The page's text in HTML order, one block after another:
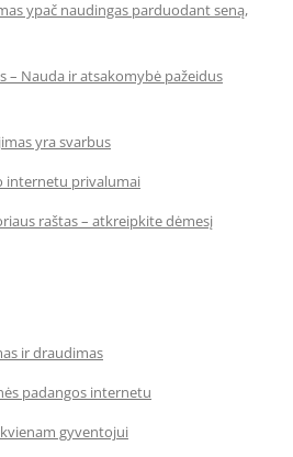
ypač naudingas parduodant seną,
– Nauda ir atsakomybė pažeidus
yra svarbus
internetu privalumai
raštas – atkreipkite dėmesį
ir draudimas
padangos internetu
gyventojui